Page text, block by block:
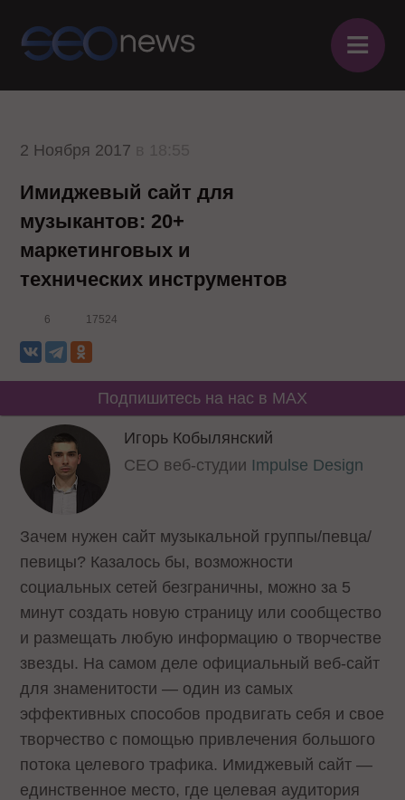
≡
2 Ноября 2017
Имиджевый сайт для
музыкантов: 20+
маркетинговых и
технических инструментов
6 17524
Подпишитесь на нас в MAX
Игорь Кобылянский
CEO веб-студии Impulse Design
Зачем нужен сайт музыкальной группы/певца/
певицы? Казалось бы, возможности
социальных сетей безграничны, можно за 5
минут создать новую страницу или сообщество
и размещать любую информацию о творчестве
звезды. На самом деле официальный веб-сайт
для знаменитости — один из самых
эффективных способов продвигать себя и свое
творчество с помощью привлечения большого
потока целевого трафика. Имиджевый сайт —
единственное место, где целевая аудитория